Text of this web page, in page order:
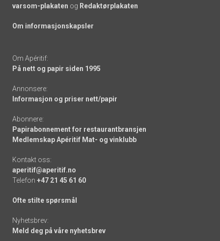
varsom-plakaten og Redaktørplakaten
Om informasjonskapsler
Om Apéritif:
På nett og papir siden 1995
Annonsere:
Informasjon og priser nett/papir
Abonnere:
Papirabonnement for restaurantbransjen
Medlemskap Apéritif Mat- og vinklubb
Kontakt oss:
aperitif@aperitif.no
Telefon +47 21 45 61 60
Ofte stilte spørsmål
Nyhetsbrev:
Meld deg på våre nyhetsbrev